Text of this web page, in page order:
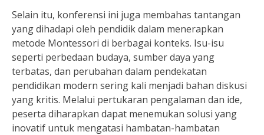
Selain itu, konferensi ini juga membahas tantangan
yang dihadapi oleh pendidik dalam menerapkan
metode Montessori di berbagai konteks. Isu-isu
seperti perbedaan budaya, sumber daya yang
terbatas, dan perubahan dalam pendekatan
pendidikan modern sering kali menjadi bahan diskusi
yang kritis. Melalui pertukaran pengalaman dan ide,
peserta diharapkan dapat menemukan solusi yang
inovatif untuk mengatasi hambatan-hambatan